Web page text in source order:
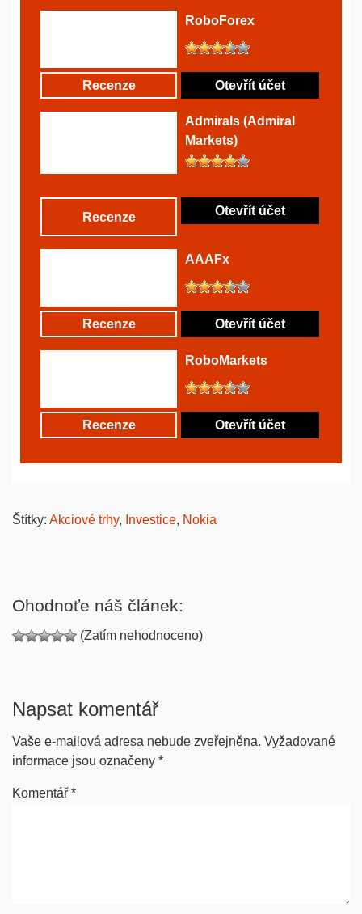
RoboForex
Recenze Otevřít účet
Admirals (Admiral
Markets)
Recenze Otevřít účet
AAAFx
Recenze Otevřít účet
RoboMarkets
Recenze Otevřít účet
Štítky: Akciové trhy, Investice, Nokia
Ohodnoťe náš článek:
(Zatím nehodnoceno)
Napsat komentář
Vaše e-mailová adresa nebude zveřejněna. Vyžadované
informace jsou označeny *
Komentář *